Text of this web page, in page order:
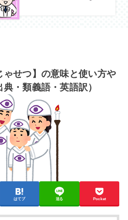
ゃせつ】の意味と使い方や
・類義語・英語訳）
はてブ 送る Pocket